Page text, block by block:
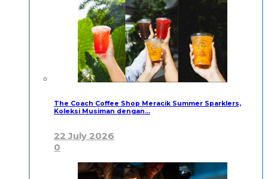
The Coach Coffee Shop Meracik Summer Sparklers,
Koleksi Musiman dengan…
22 July 2026
0